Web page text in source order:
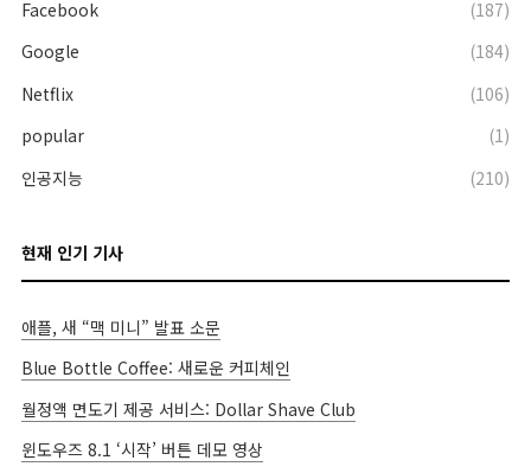
Facebook
(187)
Google
(184)
Netflix
(106)
popular
(1)
인공지능
(210)
현재 인기 기사
애플, 새 “맥 미니” 발표 소문
Blue Bottle Coffee: 새로운 커피체인
월정액 면도기 제공 서비스: Dollar Shave Club
윈도우즈 8.1 ‘시작’ 버튼 데모 영상